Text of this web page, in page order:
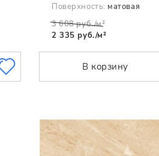
Поверхность: матовая
3 608 руб./м²
2 335 руб./м²
В корзину